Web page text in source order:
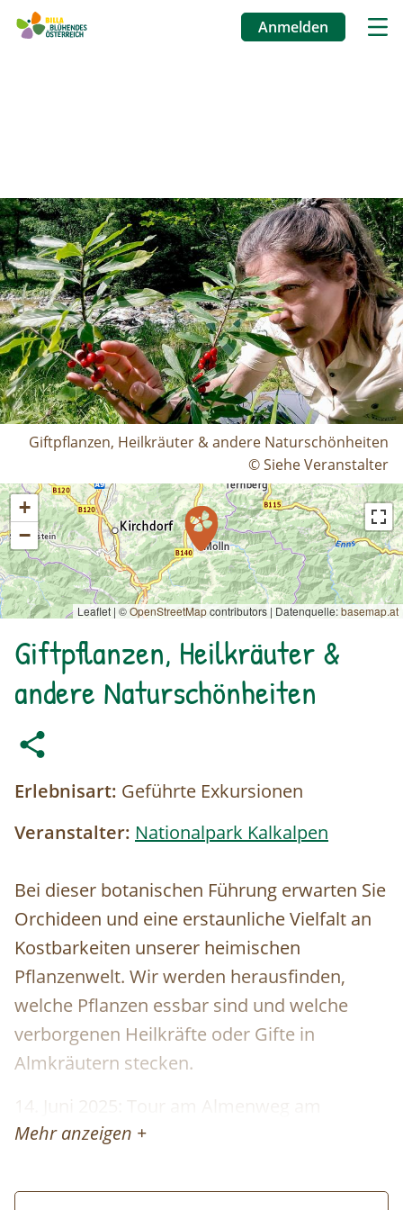
Anmelden
Giftpflanzen, Heilkräuter & andere Naturschönheiten
© Siehe Veranstalter
+
−
Leaflet | ©OpenStreetMapcontributors | Datenquelle:basemap.at
Giftpflanzen, Heilkräuter &
andere Naturschönheiten
Erlebnisart: Geführte Exkursionen
Veranstalter: Nationalpark Kalkalpen
Bei dieser botanischen Führung erwarten Sie
Orchideen und eine erstaunliche Vielfalt an
Kostbarkeiten unserer heimischen
Pflanzenwelt. Wir werden herausfinden,
welche Pflanzen essbar sind und welche
verborgenen Heilkräfte oder Gifte in
Almkräutern stecken.
14. Juni 2025: Tour am Almenweg am
Hengstpass ab Parkplatz Puglalm. (ca. 200
Wanderung). Anschließend Einkehr in den
Mehr anzeigen +